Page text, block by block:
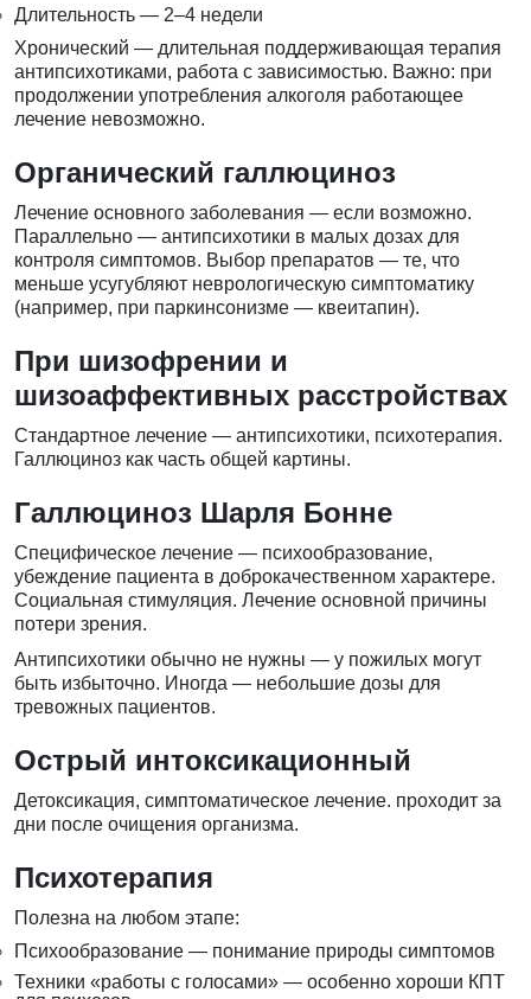
Длительность — 2–4 недели
Хронический — длительная поддерживающая терапия
антипсихотиками, работа с зависимостью. Важно: при
продолжении употребления алкоголя работающее
лечение невозможно.
Органический галлюциноз
Лечение основного заболевания — если возможно.
Параллельно — антипсихотики в малых дозах для
контроля симптомов. Выбор препаратов — те, что
меньше усугубляют неврологическую симптоматику
(например, при паркинсонизме — квеитапин).
При шизофрении и
шизоаффективных расстройствах
Стандартное лечение — антипсихотики, психотерапия.
Галлюциноз как часть общей картины.
Галлюциноз Шарля Бонне
Специфическое лечение — психообразование,
убеждение пациента в доброкачественном характере.
Социальная стимуляция. Лечение основной причины
потери зрения.
Антипсихотики обычно не нужны — у пожилых могут
быть избыточно. Иногда — небольшие дозы для
тревожных пациентов.
Острый интоксикационный
Детоксикация, симптоматическое лечение. проходит за
дни после очищения организма.
Психотерапия
Полезна на любом этапе:
Психообразование — понимание природы симптомов
Техники «работы с голосами» — особенно хороши КПТ